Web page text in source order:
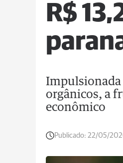
R$
Impulsionada
orgânicos, a
econômico
Publicado: 22/05/